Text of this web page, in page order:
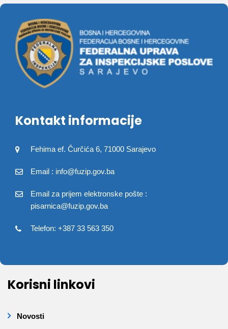
Kontakt informacije
Fehima ef. Čurčića 6, 71000 Sarajevo
Email : info@fuzip.gov.ba
Email za prijem elektronske pošte :
pisarnica@fuzip.gov.ba
Telefon: +387 33 563 350
Korisni linkovi
Novosti